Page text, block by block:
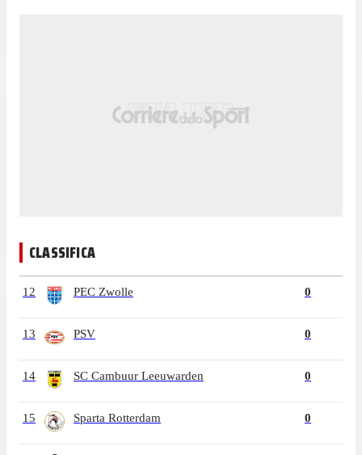
CLASSIFICA
12 PEC Zwolle 0
13 PSV 0
14 SC Cambuur Leeuwarden 0
15 Sparta Rotterdam 0